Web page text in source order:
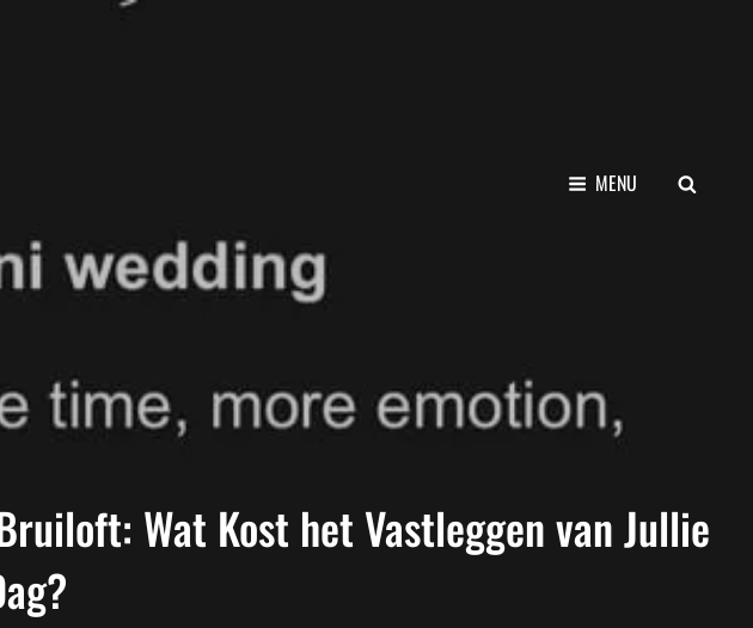
MENU
Wat Kost het Vastleggen van Jullie